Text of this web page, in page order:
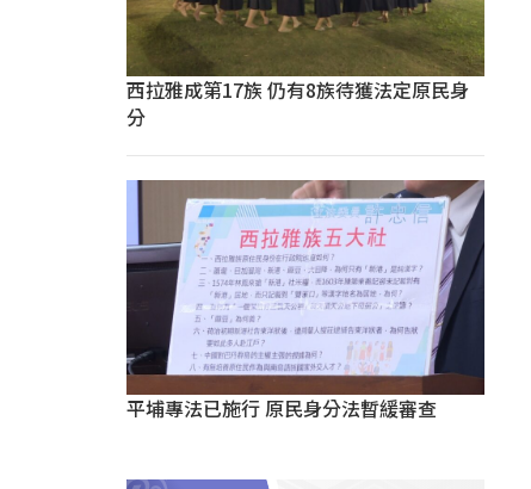
西拉雅成第17族 仍有8族待獲法定原民身
分
平埔專法已施行 原民身分法暫緩審查